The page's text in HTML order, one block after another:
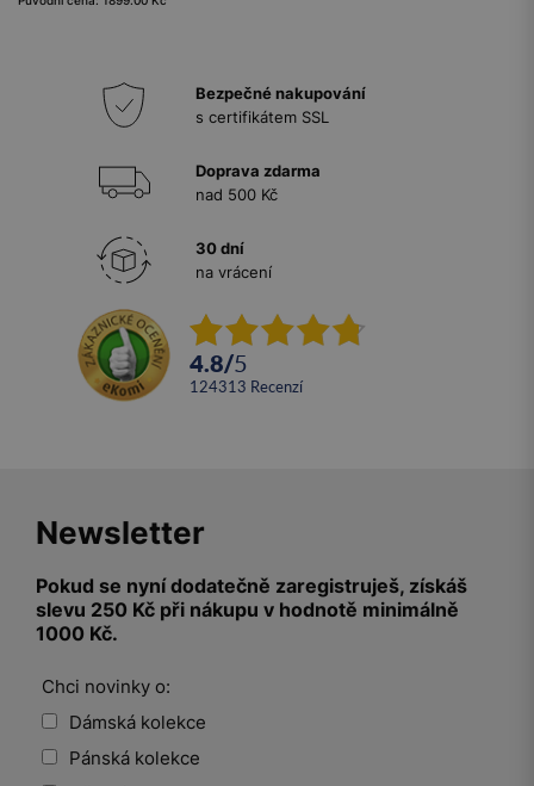
Bezpečné nakupování
s certifikátem SSL
Doprava zdarma
nad 500 Kč
30 dní
na vrácení
4.8/5
124313 recenzí
Newsletter
Pokud se nyní dodatečně zaregistruješ, získáš
slevu 250 Kč při nákupu v hodnotě minimálně
1000 Kč.
Chci novinky o:
Dámská kolekce
Pánská kolekce